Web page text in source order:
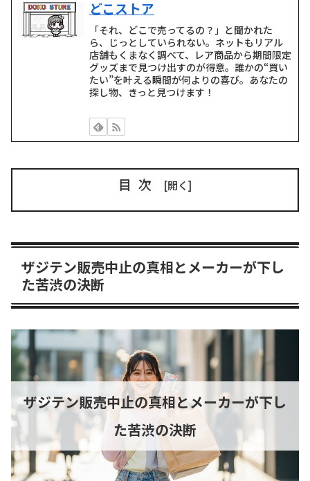
どこストア
「それ、どこで売ってるの？」と聞かれた
ら、じっとしていられない。ネットもリアル
店舗もくまなく調べて、レア商品から期間限定
グッズまで見つけ出すのが得意。誰かの“買い
たい”を叶える瞬間が何よりの喜び。あなたの
探し物、きっと見つけます！
目次
ザジテン販売中止の真相とメーカーが下し
た苦渋の決断
ザジテン販売中止の真相とメーカーが下し
た苦渋の決断